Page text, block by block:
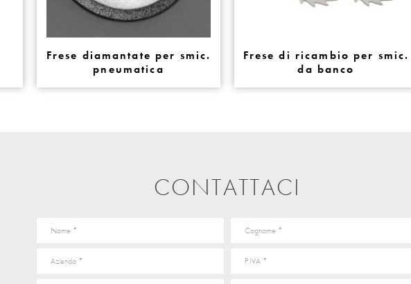
Frese diamantate per smic.
pneumatica
Frese di ricambio per smic.
da banco
CONTATTACI